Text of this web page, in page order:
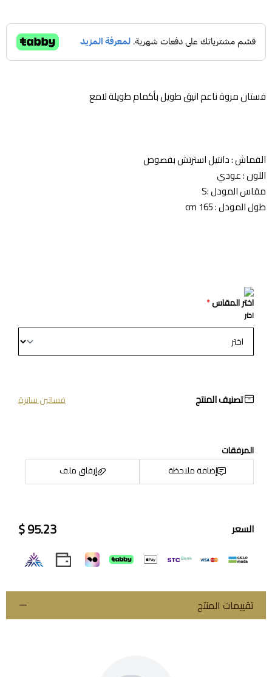
فستان مروة ناعم انيق طويل بأكمام طويلة لامع
القماش : دانتيل استرتش بفصوص
اللون : عودي
مقاس المودل :S
طول المودل : 165 cm
اختر المقاس*
اختر
تصنيف المنتج فساتين ساترة
المرفقات
إضافة ملاحظة
إرفاق ملف
السعر 95.23 $
تقييمات المنتج